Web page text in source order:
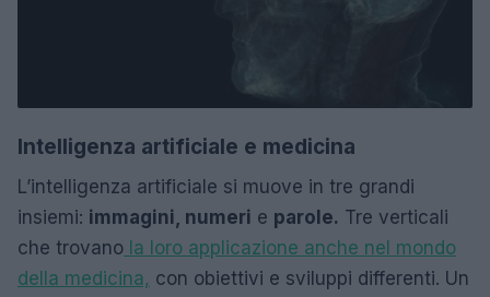
Intelligenza artificiale e medicina
L’intelligenza artificiale si muove in tre grandi
insiemi: immagini, numeri e parole. Tre verticali
che trovano la loro applicazione anche nel mondo
della medicina, con obiettivi e sviluppi differenti. Un